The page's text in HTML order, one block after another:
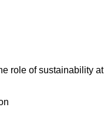
role of sustainability at